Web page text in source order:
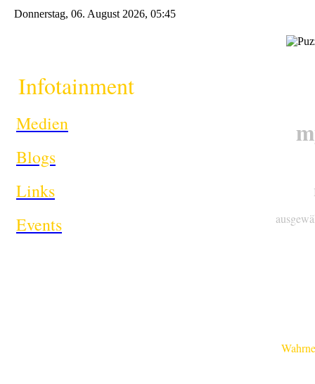
Donnerstag, 06. August 2026, 05:45
Infotainment
Medien
Blogs
Links
Events